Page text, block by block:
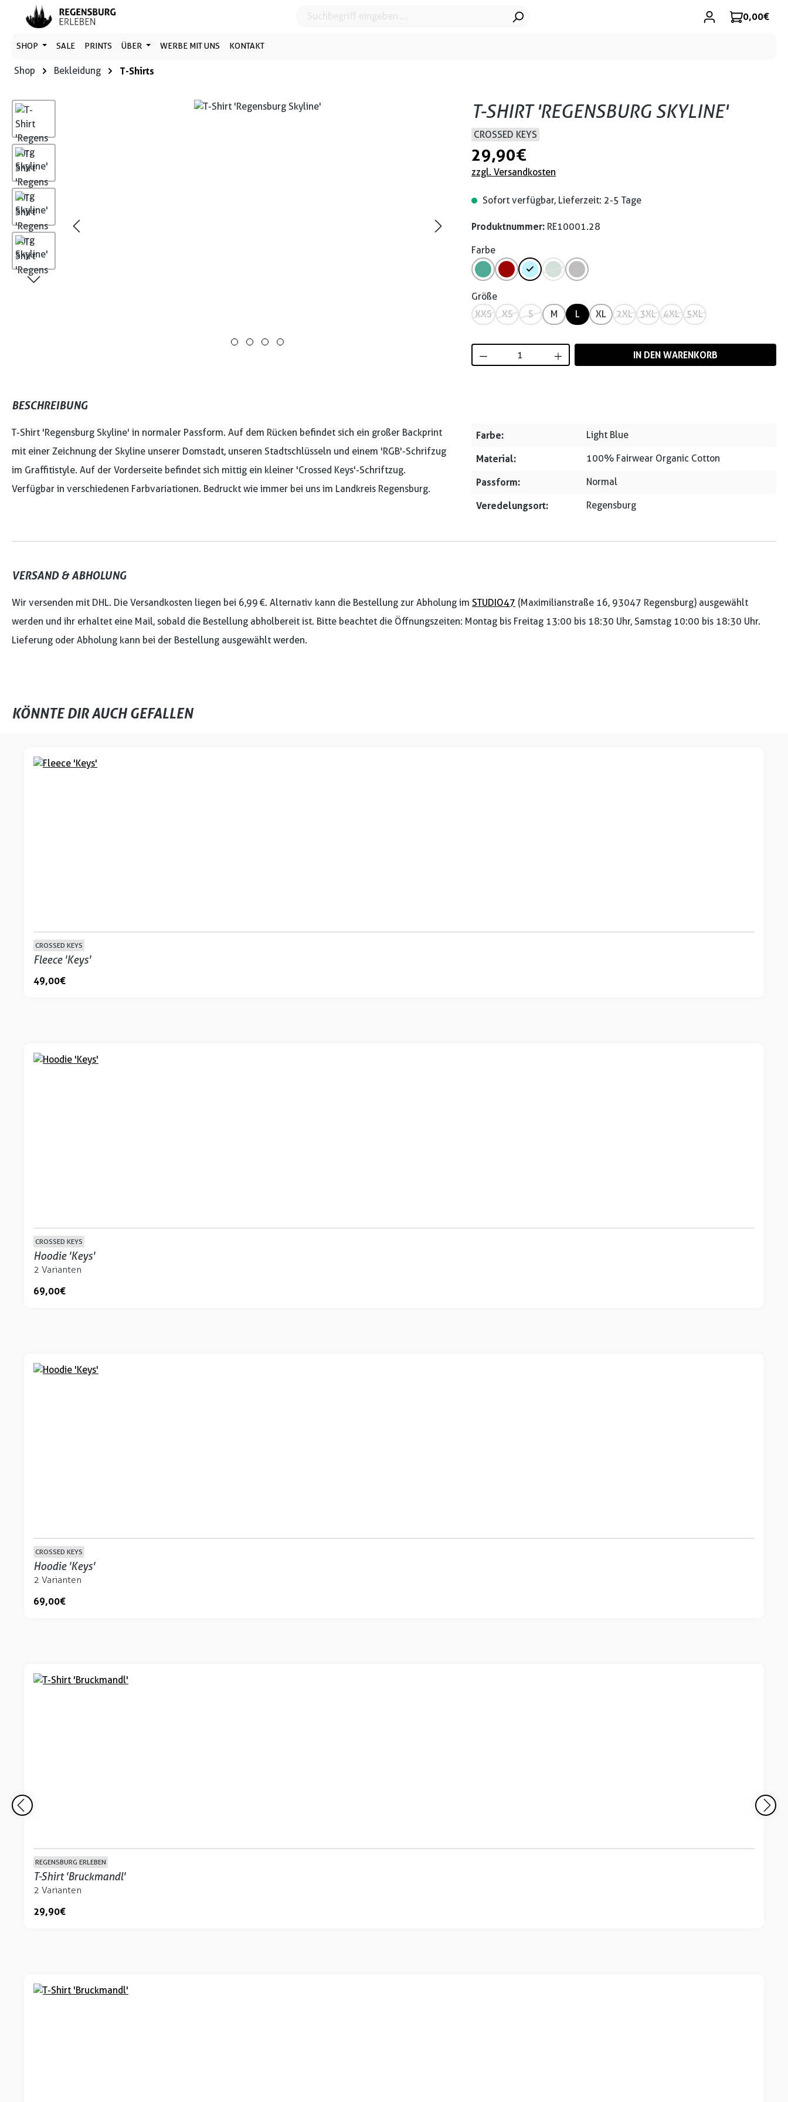
Hauptinhalt springen
Zur Suche springen
Zur Hauptnavigation springen 0,00 €
SHOP SALE PRINTS ÜBER WERBE MIT UNS KONTAKT
Shop Bekleidung T-Shirts
Bildergalerie überspringen T-SHIRT 'REGENSBURG SKYLINE'
CROSSED KEYS
29,90 €
zzgl. Versandkosten
Sofort verfügbar, Lieferzeit: 2-5 Tage
Produktnummer: RE10001.28
Farbe
Größe
XXS
XS S M L XL 2XL 3XL 4XL 5XL
Produkt Anzahl: Gib den gewünschten Wert ein
IN DEN WARENKORB
BESCHREIBUNG
T-Shirt 'Regensburg Skyline' in normaler Passform. Auf dem Rücken befindet sich ein großer Backprint
mit einer Zeichnung der Skyline unserer Domstadt, unseren Stadtschlüsseln und einem 'RGB'-Schrifzug
im Graffitistyle. Auf der Vorderseite befindet sich mittig ein kleiner 'Crossed Keys'-Schriftzug.
Verfügbar in verschiedenen Farbvariationen. Bedruckt wie immer bei uns im Landkreis Regensburg.
Farbe: Light Blue
Material: 100% Fairwear Organic Cotton
Passform: Normal
Veredelungsort: Regensburg
VERSAND & ABHOLUNG
Wir versenden mit DHL. Die Versandkosten liegen bei 6,99 €. Alternativ kann die Bestellung zur Abholung im STUDIO47 (Maximilianstraße 16, 93047 Regensburg) ausgewählt
werden und ihr erhaltet eine Mail, sobald die Bestellung abholbereit ist. Bitte beachtet die Öffnungszeiten: Montag bis Freitag 13:00 bis 18:30 Uhr, Samstag 10:00 bis 18:30 Uhr.
Lieferung oder Abholung kann bei der Bestellung ausgewählt werden.
KÖNNTE DIR AUCH GEFALLEN
CROSSED KEYS
Fleece 'Keys'
49,00 €
CROSSED KEYS
Hoodie 'Keys'
2 Varianten
69,00 €
CROSSED KEYS
Hoodie 'Keys'
2 Varianten
69,00 €
REGENSBURG ERLEBEN
T-Shirt 'Bruckmandl'
2 Varianten
29,90 €